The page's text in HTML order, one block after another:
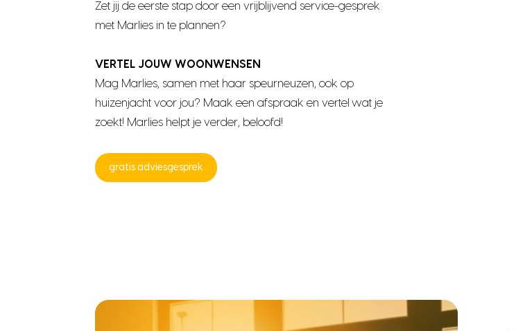
Zet jij de eerste stap door een vrijblijvend service-gesprek
met Marlies in te plannen?
VERTEL JOUW WOONWENSEN
Mag Marlies, samen met haar speurneuzen, ook op
huizenjacht voor jou? Maak een afspraak en vertel wat je
zoekt! Marlies helpt je verder, beloofd!
gratis adviesgesprek